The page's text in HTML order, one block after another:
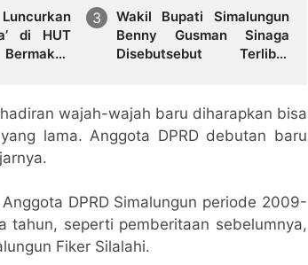
di HUT
Wakil Bupati Simalungun
Benny Gusman Sinaga
Disebutsebut Terlibat
Simalungun
wajah-wajah baru diharapkan bisa
lama. Anggota DPRD debutan baru
DPRD Simalungun periode 2009-
tahun, seperti pemberitaan sebelumnya,
Fiker Silalahi.